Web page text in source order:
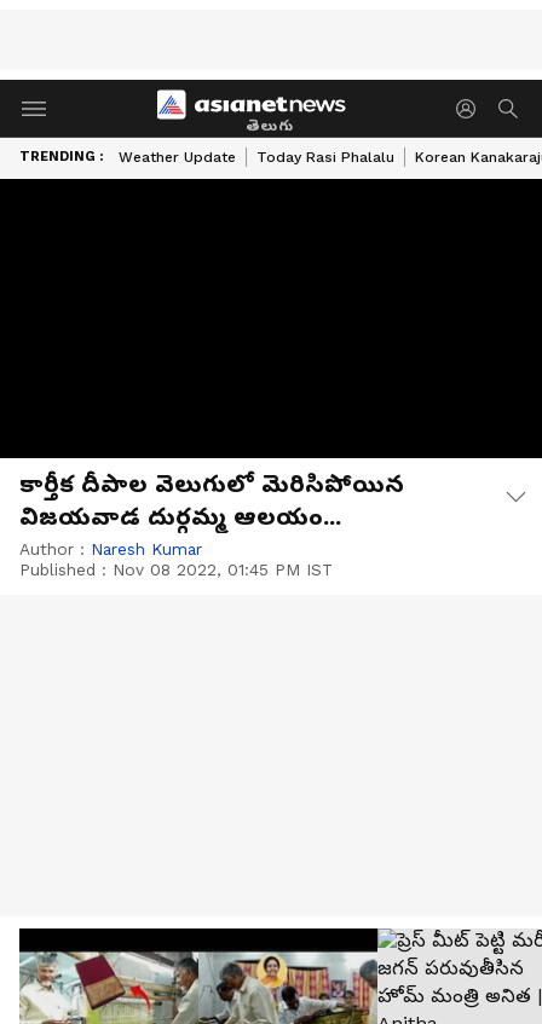
తెలుగు
TRENDING : Weather Update Today Rasi Phalalu Korean
కార్తీక దీపాల వెలుగులో మెరిసిపోయిన
విజయవాడ దుర్గమ్మ ఆలయం...
Author : Naresh Kumar
Published : Nov 08 2022, 01:45 PM IST